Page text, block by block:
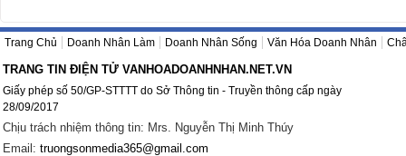
Trang Chủ Doanh Nhân Làm Doanh Nhân Sống Văn Hóa Doanh Nhân
TRANG TIN ĐIỆN TỬ VANHOADOANHNHAN.NET.VN
Giấy phép số 50/GP-STTTT do Sở Thông tin - Truyền thông cấp ngày
28/09/2017
Chịu trách nhiệm thông tin: Mrs. Nguyễn Thị Minh Thúy
Email: truongsonmedia365@gmail.com